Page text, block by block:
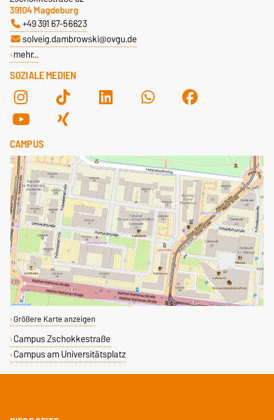
SOZIALE MEDIEN
39104 Magdeburg
+49 391 67-56623
solveig.dambrowski@ovgu.de
mehr…
CAMPUS
Größere Karte anzeigen
Campus Zschokkestraße
Campus am Universitätsplatz